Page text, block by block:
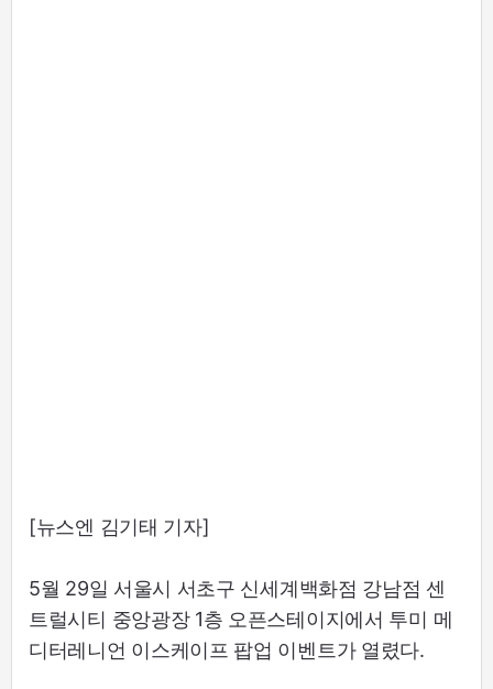
[뉴스엔 김기태 기자]
5월 29일 서울시 서초구 신세계백화점 강남점 센
트럴시티 중앙광장 1층 오픈스테이지에서 투미 메
디터레니언 이스케이프 팝업 이벤트가 열렸다.